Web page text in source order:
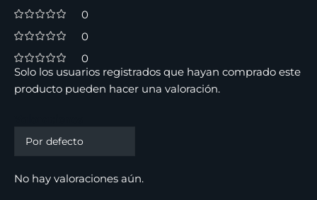
0
0
0
No hay valoraciones aún.
Solo los usuarios registrados que hayan comprado este
producto pueden hacer una valoración.